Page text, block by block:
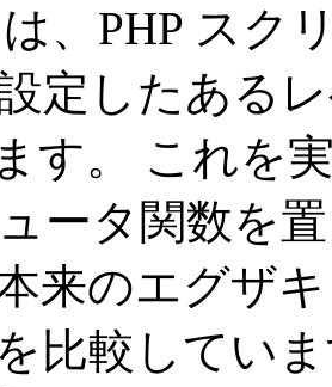
は、PHP ス
定したある
す。 これを
ータ関数を
来のエグザ
比較してい